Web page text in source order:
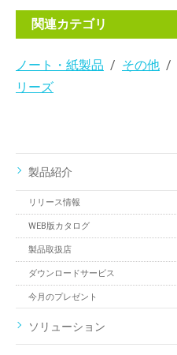
関連カテゴリ
ノート・紙製品 その他
リーズ
製品紹介
リリース情報
WEB版カタログ
製品取扱店
ダウンロードサービス
今月のプレゼント
ソリューション